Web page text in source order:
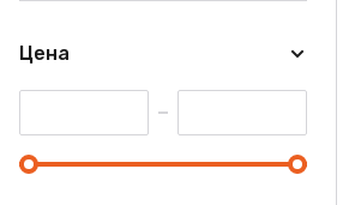
Цена